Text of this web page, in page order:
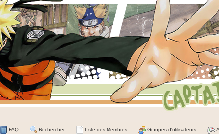
FAQ Rechercher Liste des Membres Groupes d'utilisateurs